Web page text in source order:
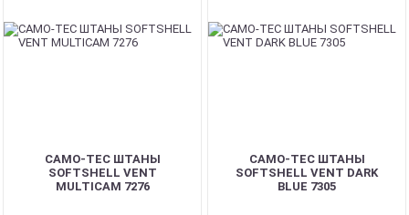
CAMO-TEC ШТАНЫ
SOFTSHELL VENT
MULTICAM 7276
CAMO-TEC ШТАНЫ
SOFTSHELL VENT DARK
BLUE 7305